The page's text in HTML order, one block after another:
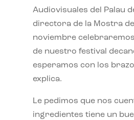
Audiovisuales del Palau
directora de la Mostra de
noviembre
de nuestro festival
esperamos con los
explica.
Le pedimos que nos
ingredientes tiene un